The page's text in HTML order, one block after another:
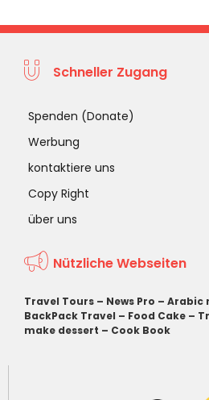
Schneller Zugang
Spenden (Donate)
Werbung
kontaktiere uns
Copy Right
über uns
Nützliche Webseiten
Travel Tours – News Pro – Arabic
BackPack Travel – Food Cake –
make dessert – Cook Book